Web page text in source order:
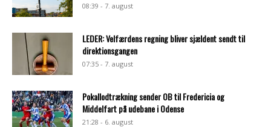
08:39 - 7. august
LEDER: Velfærdens regning bliver sjældent sendt til
direktionsgangen
07:35 - 7. august
Pokallodtrækning sender OB til Fredericia og
Middelfart på udebane i Odense
21:28 - 6. august